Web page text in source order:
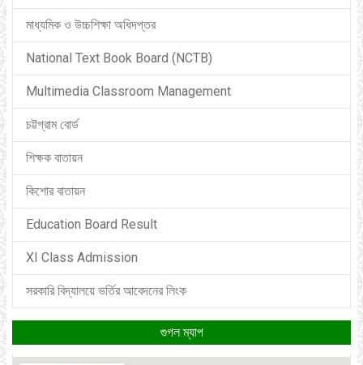
মাধ্যমিক ও উচ্চশিক্ষা অধিদপ্তর
National Text Book Board (NCTB)
Multimedia Classroom Management
চট্টগ্রাম বোর্ড
শিক্ষক বাতায়ন
কিশোর বাতায়ন
Education Board Result
XI Class Admission
সরকারি বিদ্যালয়ে ভর্তির আবেদনের লিংক
গুগল ম্যাপ